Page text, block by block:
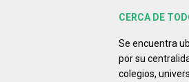
CERCA DE
Se encuentra
por su
colegios,